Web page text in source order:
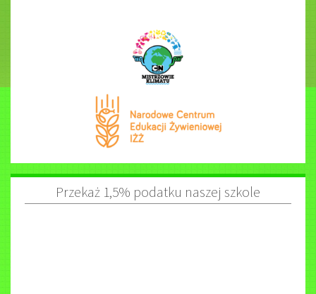
Przekaż 1,5% podatku naszej szkole